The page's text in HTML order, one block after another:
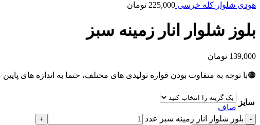
هودی شلوار کله خرسی 225,000 تومان
بلوز شلوار انار زمینه سبز
139,000 تومان
🟠با توجه به متفاوت بودن قواره تولیدی های مختلف، حتما به اندازه های
سایز
صاف
بلوز شلوار انار زمینه سبز عدد